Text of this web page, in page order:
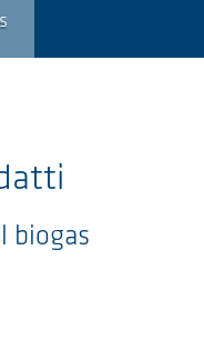
biogas